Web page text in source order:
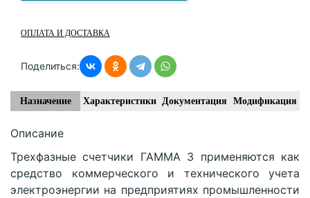
ОПЛАТА И ДОСТАВКА
Поделиться:
Назначение Характеристики Документация Модификация
Описание
Трехфазные счетчики ГАММА 3 применяются как
средство коммерческого и технического учета
электроэнергии на предприятиях промышленности